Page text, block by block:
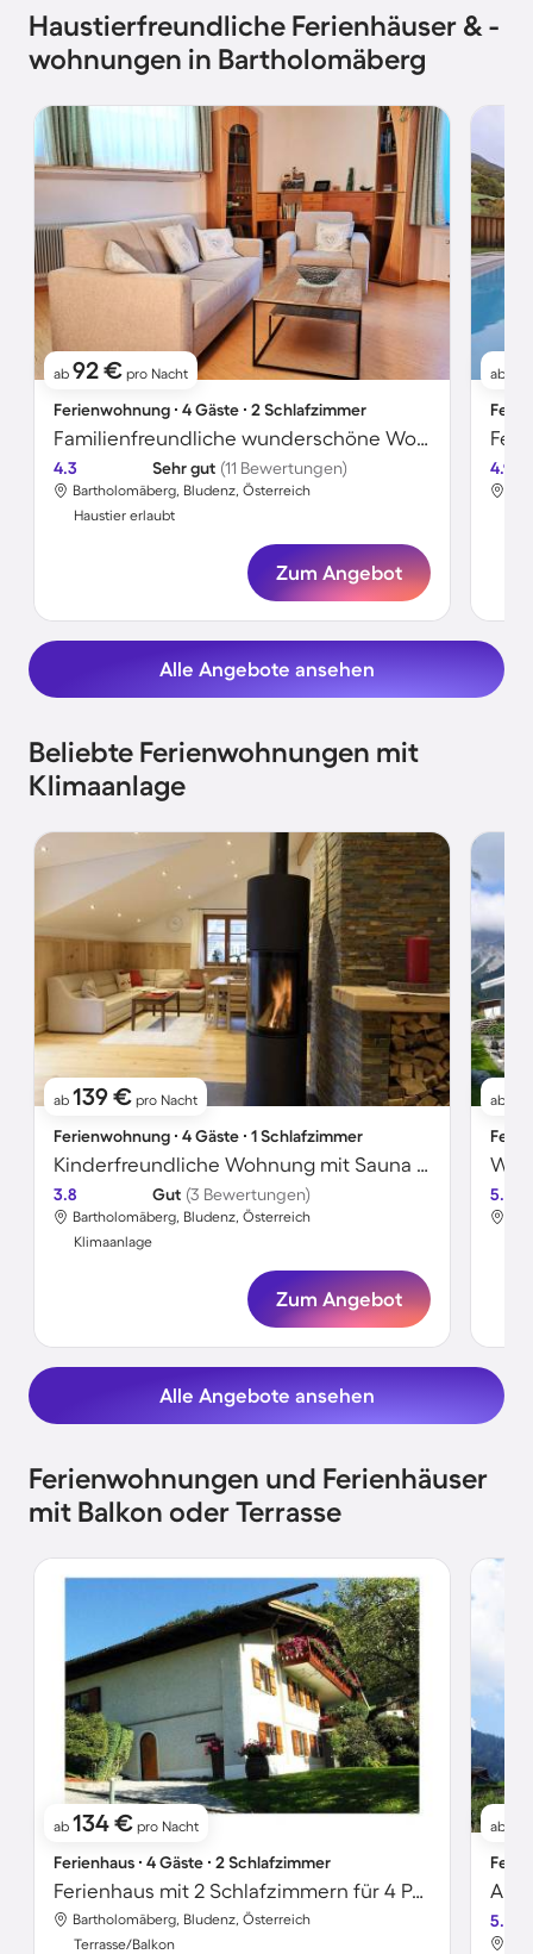
Haustierfreundliche Ferienhäuser & -
wohnungen in Bartholomäberg
ab 92 € pro Nacht
Ferienwohnung ∙ 4 Gäste ∙ 2 Schlafzimmer
Familienfreundliche wunderschöne Wohnung mit Terrasse, Garten und Grill | Haustiere erlaubt
4.3 Sehr gut (11 Bewertungen)
Bartholomäberg, Bludenz, Österreich
Haustier erlaubt
Zum Angebot
ab
4.9
Alle Angebote ansehen
Beliebte Ferienwohnungen mit
Klimaanlage
ab 139 € pro Nacht
Ferienwohnung ∙ 4 Gäste ∙ 1 Schlafzimmer
Kinderfreundliche Wohnung mit Sauna | Skifahren in der Nähe
3.8 Gut (3 Bewertungen)
Bartholomäberg, Bludenz, Österreich
Klimaanlage
Zum Angebot
ab
5.0
Alle Angebote ansehen
Ferienwohnungen und Ferienhäuser
mit Balkon oder Terrasse
ab 134 € pro Nacht
Ferienhaus ∙ 4 Gäste ∙ 2 Schlafzimmer
Ferienhaus mit 2 Schlafzimmern für 4 Personen
Bartholomäberg, Bludenz, Österreich
Terrasse/Balkon
ab
5.0